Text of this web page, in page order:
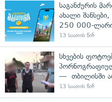
საგანძურის
ახალი
250 000-
13 საათის წინ
სხვების
— თბილისში
13 საათის წინ